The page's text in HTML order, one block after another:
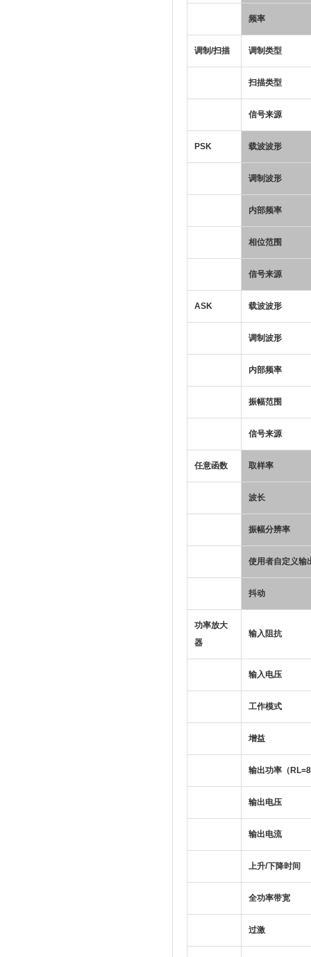
频率
调制/扫描 调制类型
扫描类型
信号来源
PSK 载波波形
调制波形
内部频率
相位范围
信号来源
ASK 载波波形
调制波形
内部频率
振幅范围
信号来源
任意函数 取样率
波长
振幅分辨率
使用者自定义输
抖动
功率放大
器
输入阻抗
输入电压
工作模式
增益
输出功率（ RL=8
输出电压
输出电流
上升/下降时间
全功率带宽
过激